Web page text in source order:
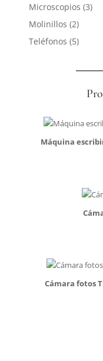
Microscopios 33
Molinillos 22
Teléfonos 55
Máquina
Cámara fotos